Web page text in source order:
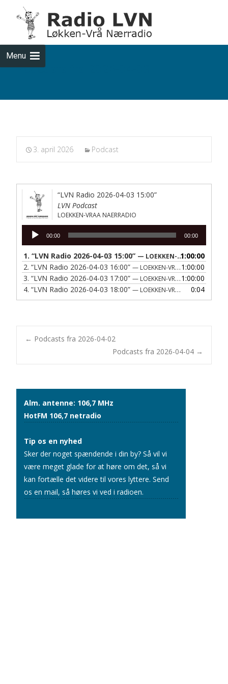
Menu
Podcasts fra 2026-04-03
3. april 2026 Podcast
“LVN Radio 2026-04-03 15:00”
LVN Podcast
LOEKKEN-VRAA NAERRADIO
Lydafspiller
00:00 00:00
1. “LVN Radio 2026-04-03 15:00” — LOEKKEN-VRAA NAERRADIO 1:00:00
2. “LVN Radio 2026-04-03 16:00” — LOEKKEN-VRAA NAERRADIO
1:00:00
3. “LVN Radio 2026-04-03 17:00” — LOEKKEN-VRAA NAERRADIO
1:00:00
4. “LVN Radio 2026-04-03 18:00” — LOEKKEN-VRAA NAERRADIO 0:04
Post
← Podcasts fra 2026-04-02
Podcasts fra 2026-04-04 →
Alm. antenne: 106,7 MHz
HotFM 106,7 netradio
Tip os en nyhed
Sker der noget spændende i din by? Så vil vi
være meget glade for at høre om det, så vi
kan fortælle det videre til vores lyttere. Send
os en mail, så høres vi ved i radioen.